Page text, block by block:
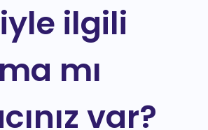
ilgili
mı
var?